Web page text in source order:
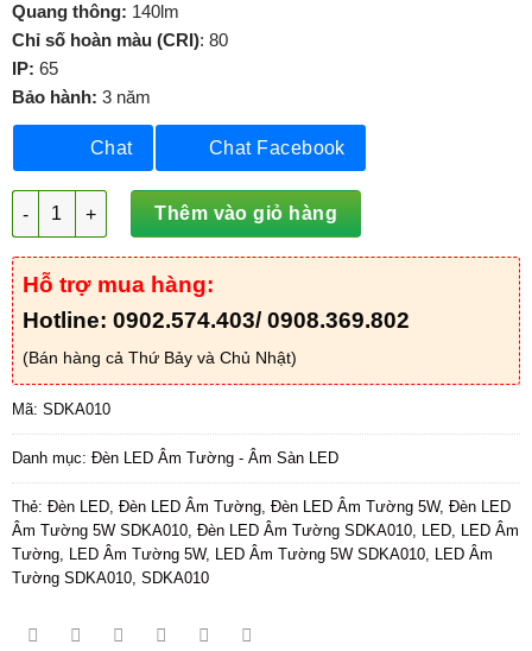
Quang thông: 140lm
Chỉ số hoàn màu (CRI): 80
IP: 65
Bảo hành: 3 năm
Chat Chat Facebook
Đèn LED Âm Tường 5W - SDKA010 số lượng
Thêm vào giỏ hàng
Hỗ trợ mua hàng:
Hotline: 0902.574.403/ 0908.369.802
(Bán hàng cả Thứ Bảy và Chủ Nhật)
Mã: SDKA010
Danh mục: Đèn LED Âm Tường - Âm Sàn LED
Thẻ: Đèn LED, Đèn LED Âm Tường, Đèn LED Âm Tường 5W, Đèn LED
Âm Tường 5W SDKA010, Đèn LED Âm Tường SDKA010, LED, LED Âm
Tường, LED Âm Tường 5W, LED Âm Tường 5W SDKA010, LED Âm
Tường SDKA010, SDKA010